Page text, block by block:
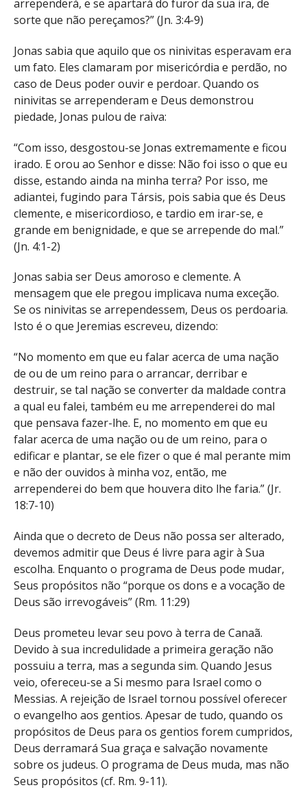
arrependerá, e se apartará do furor da sua ira, de
sorte que não pereçamos?” (Jn. 3:4-9)
Jonas sabia que aquilo que os ninivitas esperavam era
um fato. Eles clamaram por misericórdia e perdão, no
caso de Deus poder ouvir e perdoar. Quando os
ninivitas se arrependeram e Deus demonstrou
piedade, Jonas pulou de raiva:
“Com isso, desgostou-se Jonas extremamente e ficou
irado. E orou ao Senhor e disse: Não foi isso o que eu
disse, estando ainda na minha terra? Por isso, me
adiantei, fugindo para Társis, pois sabia que és Deus
clemente, e misericordioso, e tardio em irar-se, e
grande em benignidade, e que se arrepende do mal.”
(Jn. 4:1-2)
Jonas sabia ser Deus amoroso e clemente. A
mensagem que ele pregou implicava numa exceção.
Se os ninivitas se arrependessem, Deus os perdoaria.
Isto é o que Jeremias escreveu, dizendo:
“No momento em que eu falar acerca de uma nação
de ou de um reino para o arrancar, derribar e
destruir, se tal nação se converter da maldade contra
a qual eu falei, também eu me arrependerei do mal
que pensava fazer-lhe. E, no momento em que eu
falar acerca de uma nação ou de um reino, para o
edificar e plantar, se ele fizer o que é mal perante mim
e não der ouvidos à minha voz, então, me
arrependerei do bem que houvera dito lhe faria.” (Jr.
18:7-10)
Ainda que o decreto de Deus não possa ser alterado,
devemos admitir que Deus é livre para agir à Sua
escolha. Enquanto o programa de Deus pode mudar,
Seus propósitos não “porque os dons e a vocação de
Deus são irrevogáveis” (Rm. 11:29)
Deus prometeu levar seu povo à terra de Canaã.
Devido à sua incredulidade a primeira geração não
possuiu a terra, mas a segunda sim. Quando Jesus
veio, ofereceu-se a Si mesmo para Israel como o
Messias. A rejeição de Israel tornou possível oferecer
o evangelho aos gentios. Apesar de tudo, quando os
propósitos de Deus para os gentios forem cumpridos,
Deus derramará Sua graça e salvação novamente
sobre os judeus. O programa de Deus muda, mas não
Seus propósitos (cf. Rm. 9-11).